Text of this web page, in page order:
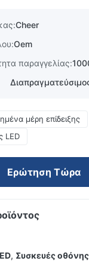
Cheer
Oem
παραγγελίας:
μέρη επίδειξης
LED
Ερώτηση Τώρα
, Συσκευές